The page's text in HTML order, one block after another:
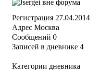
Регистрация 27.04.2014
Адрес Москва
Сообщений 0
Записей в дневнике 4
Категории дневника